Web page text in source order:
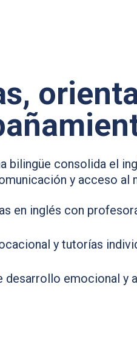
bilingüe consolida el
y acceso al
en inglés con
y tutorías
desarrollo emocional y